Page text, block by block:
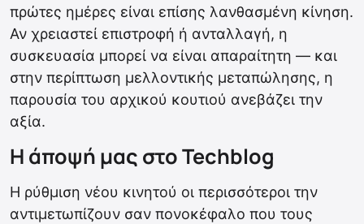
πρώτες ημέρες είναι επίσης λανθασμένη κίνηση.
Αν χρειαστεί επιστροφή ή ανταλλαγή, η
συσκευασία μπορεί να είναι απαραίτητη — και
στην περίπτωση μελλοντικής μεταπώλησης, η
παρουσία του αρχικού κουτιού ανεβάζει την
αξία.
Η άποψή μας στο Techblog
Η ρύθμιση νέου κινητού οι περισσότεροι την
αντιμετωπίζουν σαν πονοκέφαλο που τους